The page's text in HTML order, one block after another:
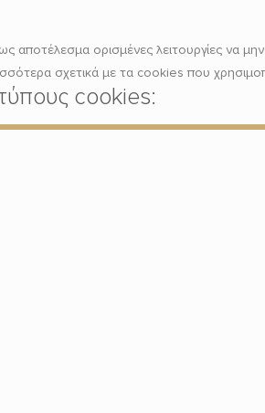
ορισμένες λειτουργίες να μην
σχετικά με τα cookies που
cookies: